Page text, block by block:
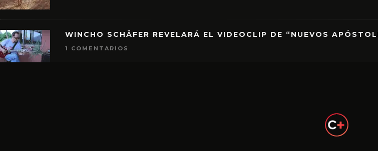
WINCHO SCHÄFER REVELARÁ EL VIDEOCLIP DE “NUEVOS
1 COMENTARIOS